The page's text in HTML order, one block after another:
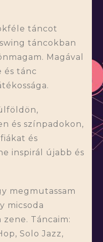
táncot
táncokban
Magával
és tánc
és színpadokon,
és
inspirál újabb és
megmutassam
micsoda
Táncaim:
Solo Jazz,